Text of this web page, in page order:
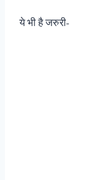
ये भी है जरुरी-